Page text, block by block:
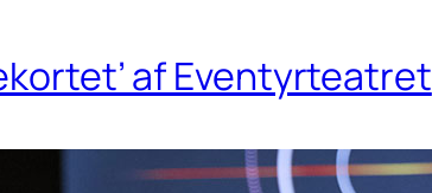
af Eventyrteatret